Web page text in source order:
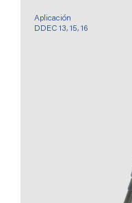
Aplicación
DDEC 13, 15, 16